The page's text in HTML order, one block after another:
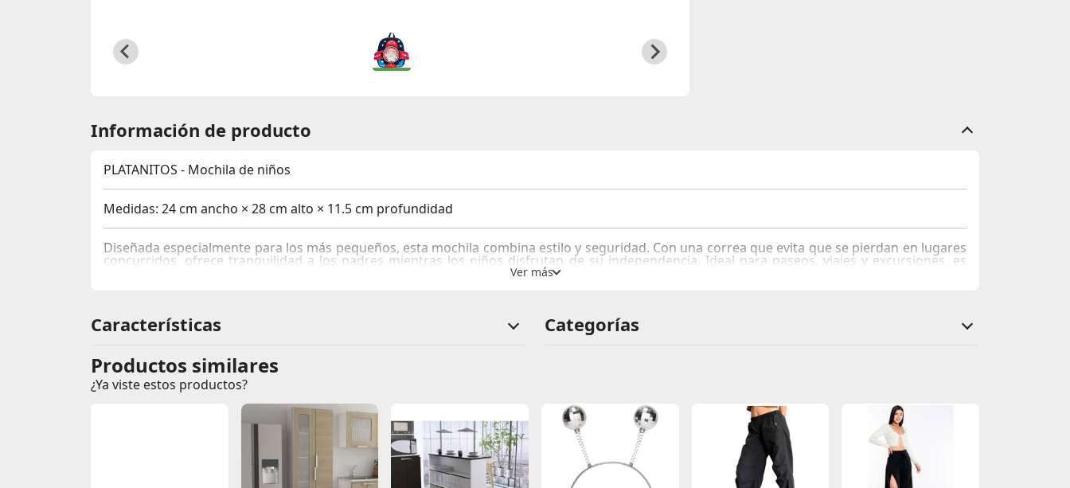
Información de producto
PLATANITOS - Mochila de niños
Medidas: 24 cm ancho × 28 cm alto × 11.5 cm profundidad
Diseñada especialmente para los más pequeños, esta mochila combina estilo y seguridad. Con una correa que evita que se pierdan en lugares
concurridos, ofrece tranquilidad a los padres mientras los niños disfrutan de su independencia. Ideal para paseos, viajes y excursiones, es
ligera, cómoda y perfecta para llevar sus pertenencias de forma segura. ¡Diversión y protección en un solo producto!
Características Categorías
Productos similares
¿Ya viste estos productos?